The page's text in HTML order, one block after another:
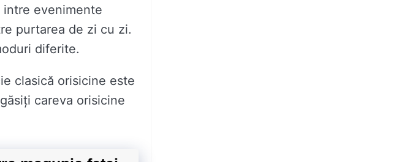
evenimente
purtarea de zi cu zi.
diferite.
clasică orisicine este
careva orisicine